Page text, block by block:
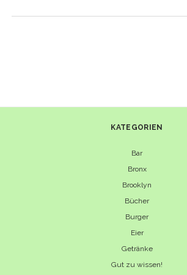
KATEGORIEN
Bar
Bronx
Brooklyn
Bücher
Burger
Eier
Getränke
Gut zu wissen!